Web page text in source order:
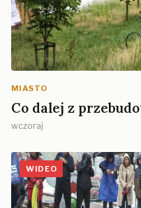
MIASTO
Co dalej z
wczoraj
WIDEO